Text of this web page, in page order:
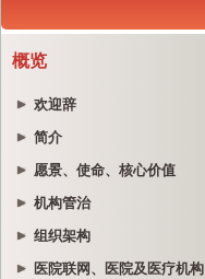
概览
欢迎辞
简介
愿景、使命、核心价值
机构管治
组织架构
医院联网、医院及医疗机构